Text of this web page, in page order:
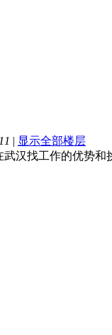
| 显示全部楼层
汉找工作的优势和